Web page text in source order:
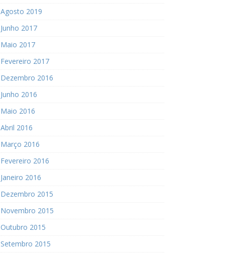
Agosto 2019
Junho 2017
Maio 2017
Fevereiro 2017
Dezembro 2016
Junho 2016
Maio 2016
Abril 2016
Março 2016
Fevereiro 2016
Janeiro 2016
Dezembro 2015
Novembro 2015
Outubro 2015
Setembro 2015